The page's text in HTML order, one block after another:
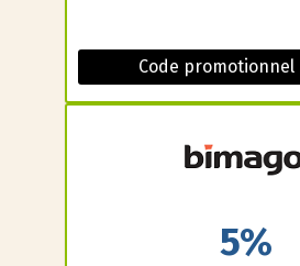
Code promotionnel
5%